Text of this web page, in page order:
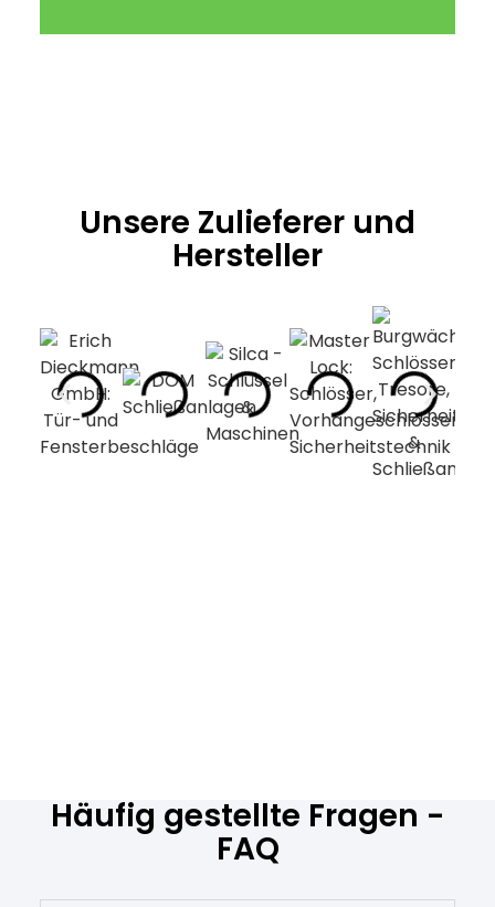
Unsere Zulieferer und
Hersteller
Häufig gestellte Fragen -
FAQ